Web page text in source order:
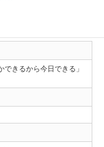
きるから今日できる」